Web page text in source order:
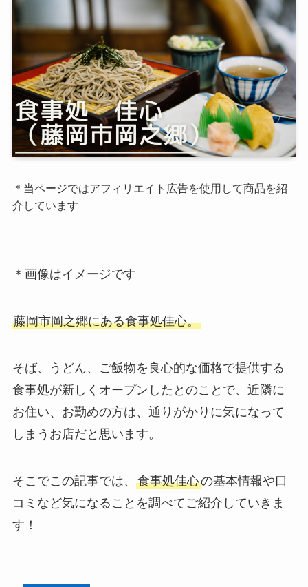
＊当ページではアフィリエイト広告を使用して商品を紹
介しています
＊画像はイメージです
藤岡市岡之郷にある食事処佳心。
そば、うどん、ご飯物を良心的な価格で提供する
食事処が新しくオープンしたとのことで、近隣に
お住い、お勤めの方は、通りがかりに気になって
しまうお店だと思います。
そこでこの記事では、 食事処佳心の基本情報や口
コミなど気になることを調べてご紹介していきま
す！